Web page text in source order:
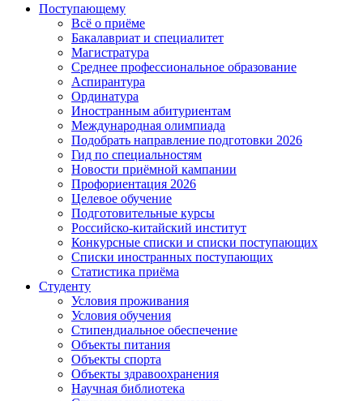
Поступающему
Всё о приёме
Бакалавриат и специалитет
Магистратура
Среднее профессиональное образование
Аспирантура
Ординатура
Иностранным абитуриентам
Международная олимпиада
Подобрать направление подготовки 2026
Гид по специальностям
Новости приёмной кампании
Профориентация 2026
Целевое обучение
Подготовительные курсы
Российско-китайский институт
Конкурсные списки и списки поступающих
Списки иностранных поступающих
Статистика приёма
Студенту
Условия проживания
Условия обучения
Стипендиальное обеспечение
Объекты питания
Объекты спорта
Объекты здравоохранения
Научная библиотека